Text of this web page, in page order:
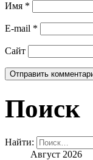
Имя *
E-mail *
Сайт
Поиск
Найти:
Август 2026